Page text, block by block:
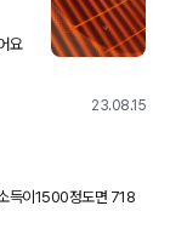
요
떻
23.08.15